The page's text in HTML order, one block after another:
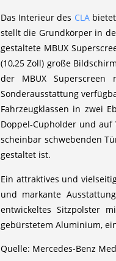
Das Interieur des CLAbietet
stellt die Grundkörper in
gestaltete MBUX
(10,25 Zoll) große
der MBUX
Sonderausstattung
Fahrzeugklassen in zwei
Doppel-Cupholder und auf
scheinbar schwebenden
gestaltet ist.
Ein attraktives und
und markante
entwickeltes Sitzpolster
gebürstetem Aluminium,
Quelle: Mercedes-Benz